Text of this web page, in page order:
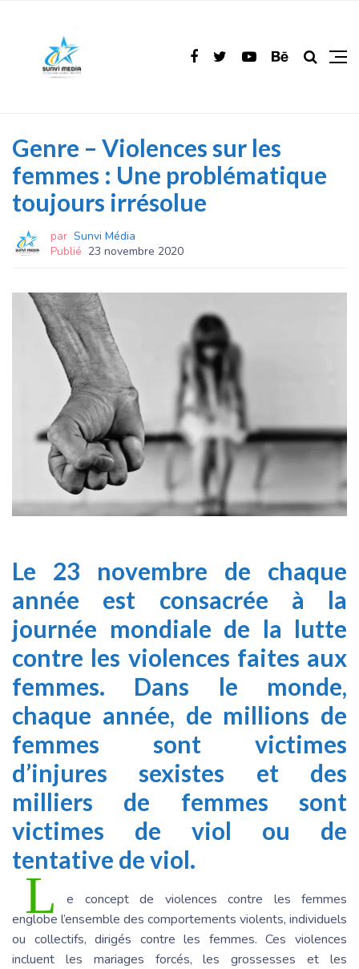
Genre – Violences sur les
femmes : Une problématique
toujours irrésolue
par Sunvi Média
Publié 23 novembre 2020
Le 23 novembre de chaque
année est consacrée à la
journée mondiale de la lutte
contre les violences faites aux
femmes. Dans le monde,
chaque année, de millions de
femmes sont victimes
d’injures sexistes et des
milliers de femmes sont
victimes de viol ou de
tentative de viol.
L
e concept de violences contre les femmes
englobe l’ensemble des comportements violents, individuels
ou collectifs, dirigés contre les femmes. Ces violences
incluent les mariages forcés, les grossesses et les